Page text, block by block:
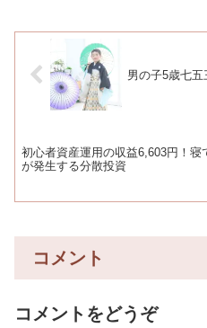
男の子5歳七五
初心者資産運用の収益6,603円！寝
が発生する分散投資
コメント
コメントをどうぞ